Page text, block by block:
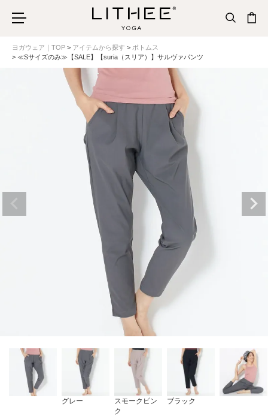
ヨガウェア｜TOP アイテムから探す
ボトムス
≪Sサイズのみ≫【SALE】【suria（スリア）】サルヴァパンツ
グレー
スモークピン
ク
ブラック